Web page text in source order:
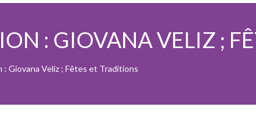
: GIOVANA VELIZ ;
: Giovana Veliz ; Fêtes et Traditions